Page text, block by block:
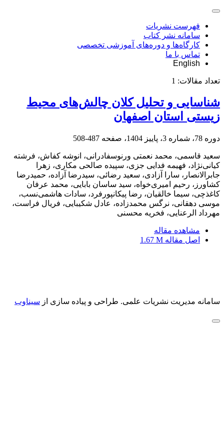
فهرست نشریات
سامانه نشر کتاب
کارگاه‌ها و دوره‌های آموزشی تخصصی
تماس با ما
English
تعداد مقالات: 1
شناسایی و تحلیل کلان چالش‌های محیط‌
زیستی استان اصفهان
دوره 78، شماره 3، پاییز 1404، صفحه 487-508
سعید قاسمی، محمد نعمتی ورنوسفادرانی، انوشه کفاش، فرشته
کیانی‌نژاد، فهیمه فدایی جزی، سپیده صالحی مکاری، زهرا
جابرالانصار، سارا آزادی، سعید رضائی، سیدرضا آزاده، حمیدرضا
کشاورز، رحیم امیری‌خواه، سید ساسان بابایی، محمد عرفان
کاغذچی، سیما خالقیان، رضا پیکانپورفرد، سادات هاشمی‌نسب،
موسی دهقانی، نرگس محمدزاده، عادل شکیبایی، فریال فراست،
مهرداد الرعنایی، فخریه محسنی
مشاهده مقاله
اصل مقاله 1.67 M
سامانه مدیریت نشریات علمی. طراحی و پیاده سازی از سیناوب